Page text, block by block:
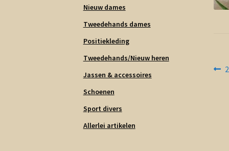
Nieuw dames
Tweedehands dames
Positiekleding
Tweedehands/Nieuw heren
Jassen & accessoires
Schoenen
Sport divers
Allerlei artikelen